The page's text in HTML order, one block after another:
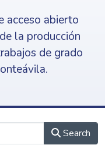
acceso abierto
la producción
de grado
Search